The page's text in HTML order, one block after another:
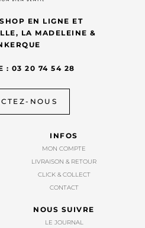
EN LIGNE ET
LA MADELEINE &
: 03 20 74 54 28
NOUS
INFOS
MON COMPTE
LIVRAISON & RETOUR
CLICK & COLLECT
CONTACT
NOUS SUIVRE
LE JOURNAL